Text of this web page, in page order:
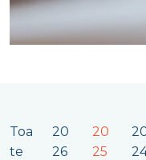
Toa
te
20
26
20
25